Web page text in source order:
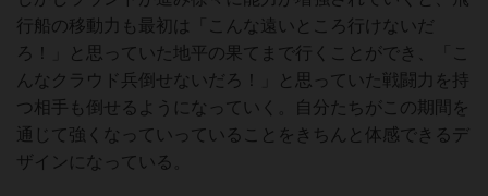
行船の移動力も最初は「こんな遠いところ行けないだ
ろ！」と思っていた地平の果てまで行くことができ、「こ
んなクラウド兵倒せないだろ！」と思っていた戦闘力を持
つ相手も倒せるようになっていく。自分たちがこの期間を
通じて強くなっていっていることをきちんと体感できるデ
ザインになっている。